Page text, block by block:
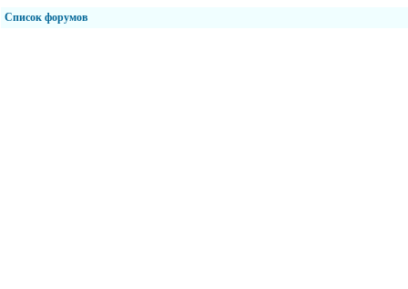
Список форумов